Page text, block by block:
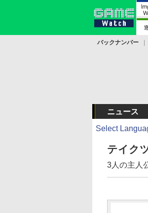
バックナンバー
ニュース
Select
テイク
3人の主人